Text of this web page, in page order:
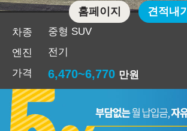
차종
중형 SUV
엔진
전기
가격
6,470~6,770 만원
홈페이지 견적내기